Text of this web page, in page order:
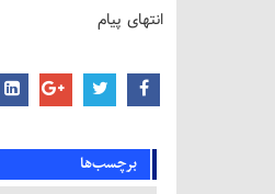
انتهای پیام
برچسب‌ها